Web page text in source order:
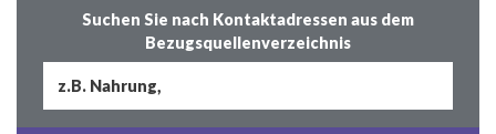
Suchen Sie nach Kontaktadressen aus dem
Bezugsquellenverzeichnis